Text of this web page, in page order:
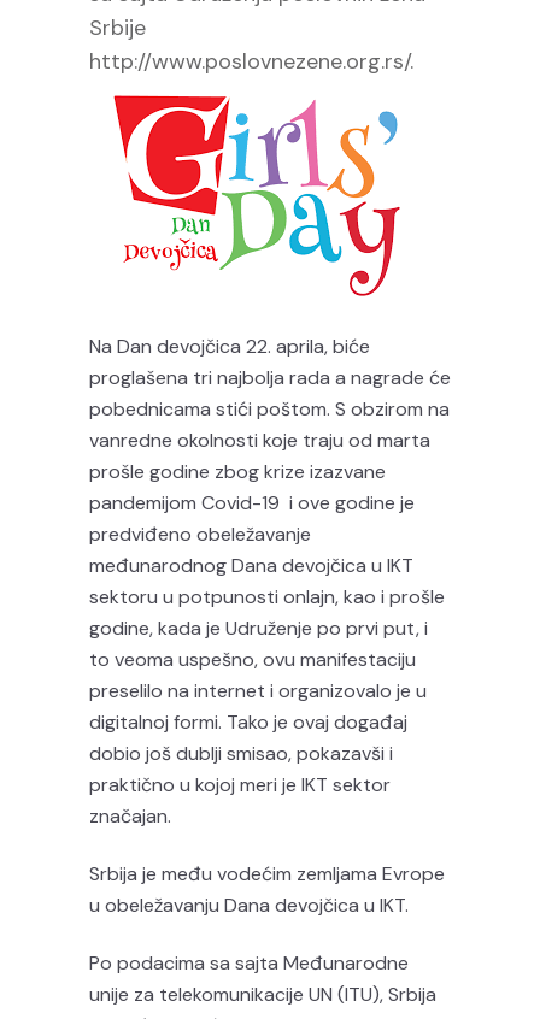
Srbije
http://www.poslovnezene.org.rs/.
Na Dan devojčica 22. aprila, biće
proglašena tri najbolja rada a nagrade će
pobednicama stići poštom. S obzirom na
vanredne okolnosti koje traju od marta
prošle godine zbog krize izazvane
pandemijom Covid-19 i ove godine je
predviđeno obeležavanje
međunarodnog Dana devojčica u IKT
sektoru u potpunosti onlajn, kao i prošle
godine, kada je Udruženje po prvi put, i
to veoma uspešno, ovu manifestaciju
preselilo na internet i organizovalo je u
digitalnoj formi. Tako je ovaj događaj
dobio još dublji smisao, pokazavši i
praktično u kojoj meri je IKT sektor
značajan.
Srbija je među vodećim zemljama Evrope
u obeležavanju Dana devojčica u IKT.
Po podacima sa sajta Međunarodne
unije za telekomunikacije UN (ITU), Srbija